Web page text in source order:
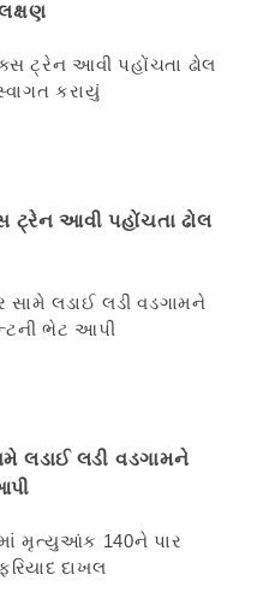
ટ્રેન આવી પહોંચતા ઢોલ
લડાઈ લડી વડગામને